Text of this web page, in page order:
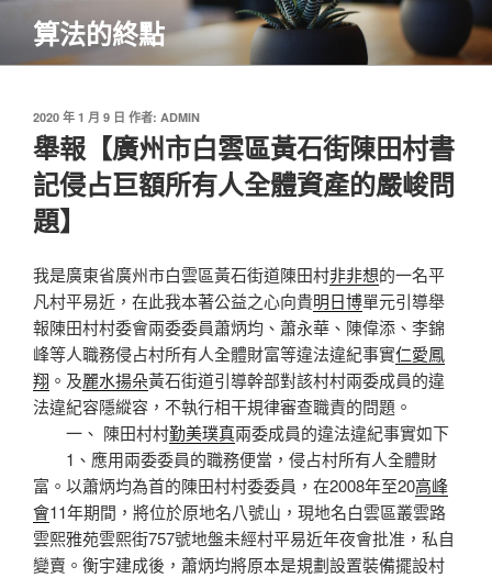
主
算法的終點
發
佈
於
2020 年 1 月 9 日 作者: ADMIN
舉報【廣州市白雲區黃石街陳田村書
記侵占巨額所有人全體資產的嚴峻問
題】
我是廣東省廣州市白雲區黃石街道陳田村非非想的一名平
凡村平易近，在此我本著公益之心向貴明日博單元引導舉
報陳田村村委會兩委委員蕭炳均、蕭永華、陳偉添、李錦
峰等人職務侵占村所有人全體財富等違法違紀事實仁愛鳳
翔 。及麗水揚朵黃石街道引導幹部對該村村兩委成員的違
法違紀容隱縱容，不執行相干規律審查職責的問題。
一、 陳田村村勤美璞真兩委成員的違法違紀事實如下
1、應用兩委委員的職務便當，侵占村所有人全體財
富。以蕭炳均為首的陳田村村委委員，在2008年至20高峰
會11年期間，將位於原地名八號山，現地名白雲區叢雲路
雲熙雅苑雲熙街757號地盤未經村平易近年夜會批准，私自
變賣。衡宇建成後，蕭炳均將原本是規劃設置裝備擺設村